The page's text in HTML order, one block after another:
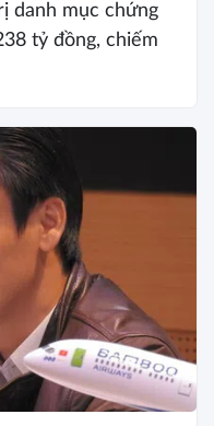
danh mục chứng
tỷ đồng, chiếm